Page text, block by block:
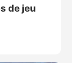
de jeu